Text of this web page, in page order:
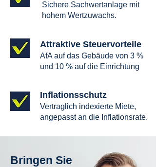
Sichere Sachwertanlage mit
hohem Wertzuwachs.
Attraktive Steuervorteile
AfA auf das Gebäude von 3 %
und 10 % auf die Einrichtung
Inflationsschutz
Vertraglich indexierte Miete,
angepasst an die Inflationsrate.
Bringen Sie